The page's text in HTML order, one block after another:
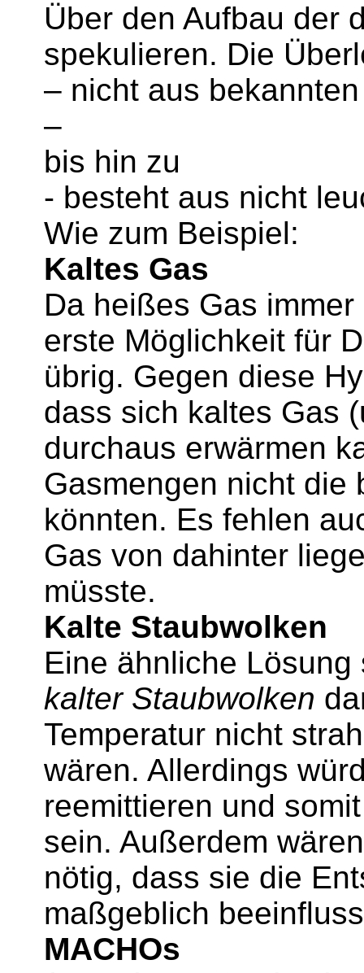
Über den Aufbau der
spekulieren. Die
– nicht aus
–
bis hin zu
- besteht aus nicht
Wie zum Beispiel:
Kaltes Gas
Da heißes Gas
erste Möglichkeit für
übrig. Gegen diese
dass sich kaltes Gas
durchaus erwärmen
Gasmengen nicht die
könnten. Es fehlen
Gas von dahinter
müsste.
Kalte Staubwolken
Eine ähnliche
kalter Staubwolken
Temperatur nicht
wären. Allerdings
reemittieren und
sein. Außerdem
nötig, dass sie die
maßgeblich
MACHOs